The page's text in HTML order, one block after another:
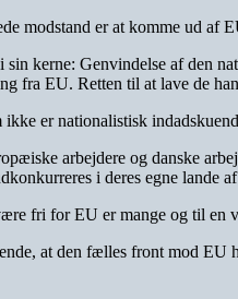
modstand er at komme ud af
kerne: Genvindelse af den
fra EU. Retten til at lave de
ikke er nationalistisk
arbejdere og danske
i deres egne lande
fri for EU er mange og til en
at den fælles front mod EU